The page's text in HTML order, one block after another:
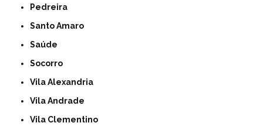
Pedreira
Santo Amaro
Saúde
Socorro
Vila Alexandria
Vila Andrade
Vila Clementino